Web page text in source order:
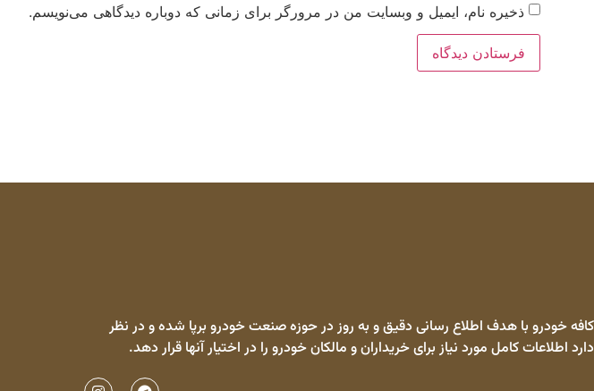
ذخیره نام، ایمیل و وبسایت من در مرورگر برای زمانی که دوباره دیدگاهی می‌نویسم.
کافه خودرو با هدف اطلاع رسانی دقیق و به روز در حوزه صنعت خودرو برپا شده و در نظر
دارد اطلاعات کامل مورد نیاز برای خریداران و مالکان خودرو را در اختیار آنها قرار دهد.